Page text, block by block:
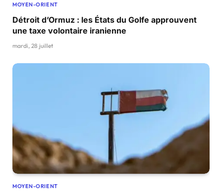
MOYEN-ORIENT
Détroit d’Ormuz : les États du Golfe approuvent
une taxe volontaire iranienne
mardi, 28 juillet
MOYEN-ORIENT